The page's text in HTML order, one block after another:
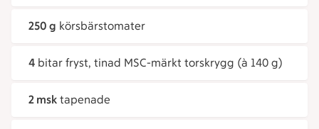
250 g körsbärstomater
4 bitar fryst, tinad MSC-märkt torskrygg (à 140 g)
2 msk tapenade